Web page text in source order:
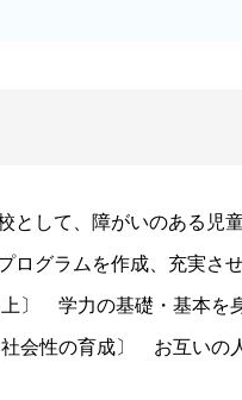
として、障がいのある児
ログラムを作成、充実させ
学力の基礎・基本を身
性の育成〕 お互いの人